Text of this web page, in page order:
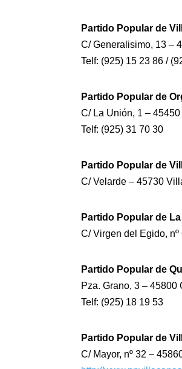
Partido Popular de
C/ Generalisimo, 13 –
Telf: (925) 15 23 86 /
Partido Popular de
C/ La Unión, 1 – 45450
Telf: (925) 31 70 30
Partido Popular de
C/ Velarde – 45730
Partido Popular de
C/ Virgen del Egido,
Partido Popular de
Pza. Grano, 3 – 45800
Telf: (925) 18 19 53
Partido Popular de
C/ Mayor, nº 32 –